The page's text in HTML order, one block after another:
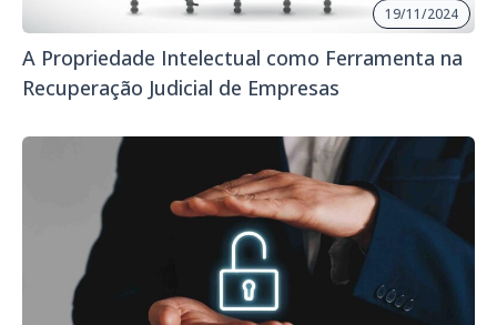
19/11/2024
A Propriedade Intelectual como Ferramenta na
Recuperação Judicial de Empresas